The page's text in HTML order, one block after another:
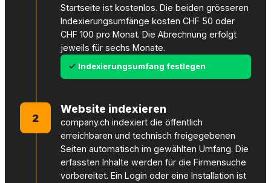
Startseite ist kostenlos. Die beiden grösseren
Indexierungsumfänge kosten CHF 50 oder
CHF 100 pro Monat. Die Abrechnung erfolgt
jeweils für sechs Monate.
Indexierungsumfang festlegen
2
Website indexieren
company.ch indexiert die öffentlich
erreichbaren und technisch freigegebenen
Seiten automatisch im gewählten Umfang. Die
erfassten Inhalte werden für die Firmensuche
vorbereitet. Ein Login oder eine Installation ist